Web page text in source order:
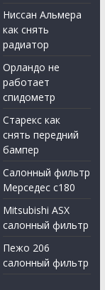
Ниссан Альмера
как снять
радиатор
Орландо не
работает
спидометр
Старекс как
снять передний
бампер
Салонный фильтр
Мерседес с180
Mitsubishi ASX
салонный фильтр
Пежо 206
салонный фильтр